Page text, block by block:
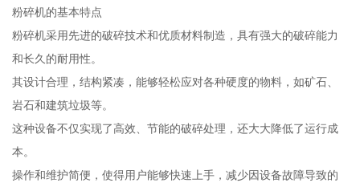
粉碎机的基本特点
粉碎机采用先进的破碎技术和优质材料制造，具有强大的破碎能力
和长久的耐用性。
其设计合理，结构紧凑，能够轻松应对各种硬度的物料，如矿石、
岩石和建筑垃圾等。
这种设备不仅实现了高效、节能的破碎处理，还大大降低了运行成
本。
操作和维护简便，使得用户能够快速上手，减少因设备故障导致的